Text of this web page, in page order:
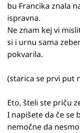
bu Francika znala
ispravna.
Ne znam kej vi
si i urnu sama
pokvarila.
(starica se prvi put
Eto, šteli ste priču
I napišete da če se
nemočne da